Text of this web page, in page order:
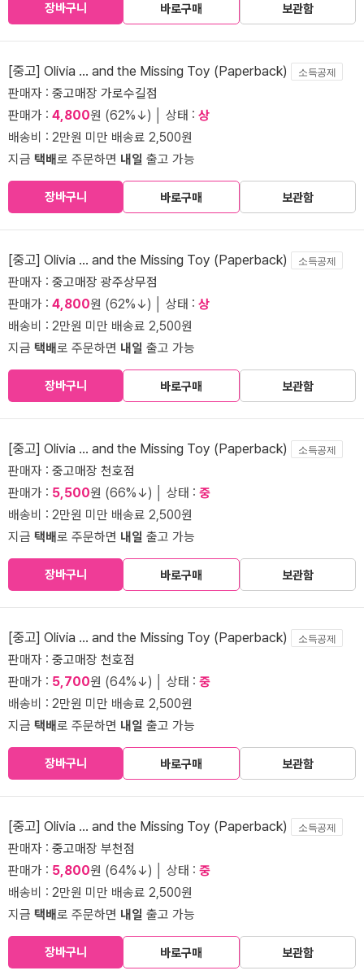
장바구니 바로구매 보관함
[중고] Olivia ... and the Missing Toy (Paperback) 소득공제
판매자 : 중고매장 가로수길점
판매가 : 4,800원 (62%↓) │ 상태 : 상
배송비 : 2만원 미만 배송료 2,500원
지금 택배로 주문하면 내일 출고 가능
장바구니 바로구매 보관함
[중고] Olivia ... and the Missing Toy (Paperback) 소득공제
판매자 : 중고매장 광주상무점
판매가 : 4,800원 (62%↓) │ 상태 : 상
배송비 : 2만원 미만 배송료 2,500원
지금 택배로 주문하면 내일 출고 가능
장바구니 바로구매 보관함
[중고] Olivia ... and the Missing Toy (Paperback) 소득공제
판매자 : 중고매장 천호점
판매가 : 5,500원 (66%↓) │ 상태 : 중
배송비 : 2만원 미만 배송료 2,500원
지금 택배로 주문하면 내일 출고 가능
장바구니 바로구매 보관함
[중고] Olivia ... and the Missing Toy (Paperback) 소득공제
판매자 : 중고매장 천호점
판매가 : 5,700원 (64%↓) │ 상태 : 중
배송비 : 2만원 미만 배송료 2,500원
지금 택배로 주문하면 내일 출고 가능
장바구니 바로구매 보관함
[중고] Olivia ... and the Missing Toy (Paperback) 소득공제
판매자 : 중고매장 부천점
판매가 : 5,800원 (64%↓) │ 상태 : 중
배송비 : 2만원 미만 배송료 2,500원
지금 택배로 주문하면 내일 출고 가능
장바구니 바로구매 보관함